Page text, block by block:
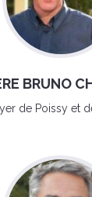
BRUNO
de Poissy et